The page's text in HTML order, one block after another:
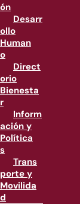
ón
Desarr
ollo
Human
o
Direct
orio
Bienesta
r
Inform
ación y
Política
s
Trans
porte y
Movilida
d